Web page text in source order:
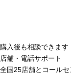
購入後も相談できます
店舗・電話サポート
全国25店舗とコール